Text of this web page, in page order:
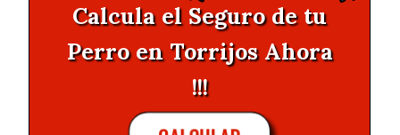
Calcula el Seguro de tu
Perro en Torrijos Ahora
!!!